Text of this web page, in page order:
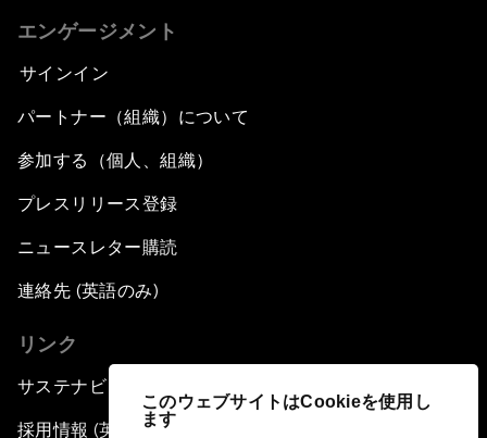
このウェブサイトはCookieを使用し
ます
エンゲージメント
サインイン
パートナー（組織）について
参加する（個人、組織）
プレスリリース登録
ニュースレター購読
連絡先 (英語のみ)
リンク
サステナビリティへの取り組み
採用情報 (英語のみ)